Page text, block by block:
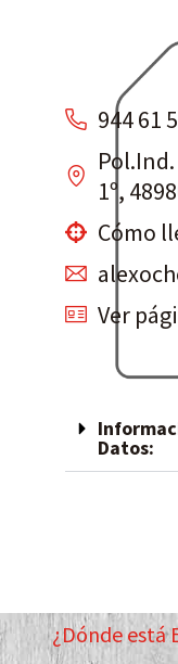
944 61
1º,
Cómo
Ver
Datos:
¿Dónde está